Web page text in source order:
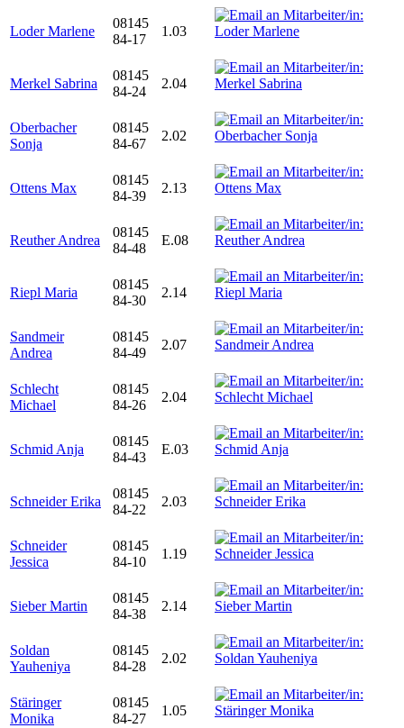
Loder Marlene
08145
84-17
1.03
Merkel Sabrina
08145
84-24
2.04
Oberbacher
Sonja
08145
84-67
2.02
Ottens Max
08145
84-39
2.13
Reuther Andrea
08145
84-48
E.08
Riepl Maria
08145
84-30
2.14
Sandmeir
Andrea
08145
84-49
2.07
Schlecht
Michael
08145
84-26
2.04
Schmid Anja
08145
84-43
E.03
Schneider Erika
08145
84-22
2.03
Schneider
Jessica
08145
84-10
1.19
Sieber Martin
08145
84-38
2.14
Soldan
Yauheniya
08145
84-28
2.02
Stäringer
Monika
08145
84-27
1.05